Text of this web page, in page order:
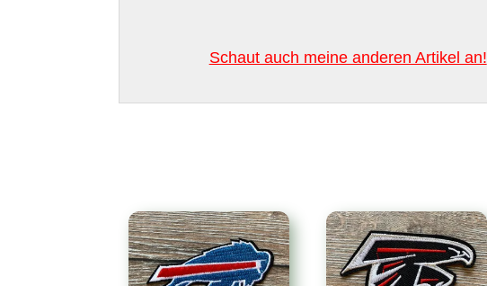
Schaut auch meine anderen Artikel an!